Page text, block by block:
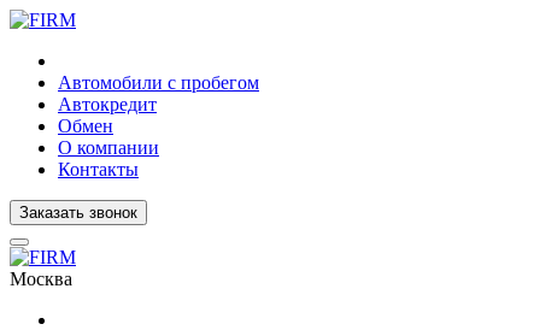
Автомобили с пробегом
Автокредит
Обмен
О компании
Контакты
Заказать звонок
Москва